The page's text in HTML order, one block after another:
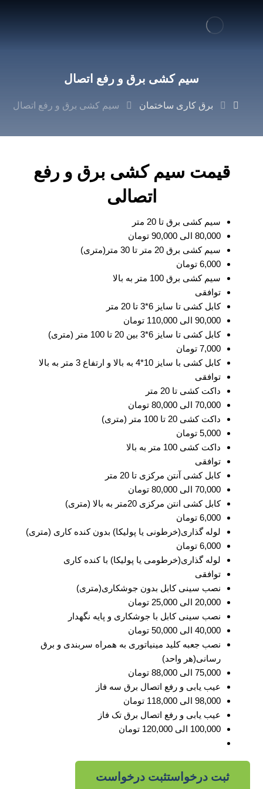
سیم کشی برق و رفع اتصال
برق کاری ساختمان سیم کشی برق و رفع اتصال
قیمت سیم کشی برق و رفع
اتصالی
سیم کشی برق تا 20 متر
80,000 الی 90,000 تومان
سیم کشی برق 20 متر تا 30 متر(متری)
6,000 تومان
سیم کشی برق 100 متر به بالا
توافقی
کابل کشی تا سایز 6*3 تا 20 متر
90,000 الی 110,000 تومان
کابل کشی تا سایز 6*3 بین 20 تا 100 متر (متری)
7,000 تومان
کابل کشی با سایز 10*4 به بالا و ارتفاع 3 متر به بالا
توافقی
داکت کشی تا 20 متر
70,000 الی 80,000 تومان
داکت کشی 20 تا 100 متر (متری)
5,000 تومان
داکت کشی 100 متر به بالا
توافقی
کابل کشی آنتن مرکزی تا 20 متر
70,000 الی 80,000 تومان
کابل کشی انتن مرکزی 20متر به بالا (متری)
6,000 تومان
لوله گذاری(خرطونی یا پولیکا) بدون کنده کاری (متری)
6,000 تومان
لوله گذاری(خرطومی یا پولیکا) با کنده کاری
توافقی
نصب سینی کابل بدون جوشکاری(متری)
20,000 الی 25,000 تومان
نصب سینی کابل با جوشکاری و پایه نگهدار
40,000 الی 50,000 تومان
نصب جعبه کلید مینیاتوری به همراه سربندی و برق
رسانی(هر واحد)
75,000 الی 88,000 تومان
عیب یابی و رفع اتصال برق سه فاز
98,000 الی 118,000 تومان
عیب یابی و رفع اتصال برق تک فاز
100,000 الی 120,000 تومان
ثبت درخواستثبت درخواست